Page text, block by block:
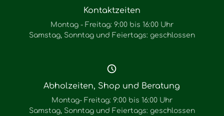
Kontaktzeiten
Montag - Freitag: 9:00 bis 16:00 Uhr
Samstag, Sonntag und Feiertags: geschlossen
Abholzeiten, Shop und Beratung
Montag- Freitag: 9:00 bis 16:00 Uhr
Samstag, Sonntag und Feiertags: geschlossen